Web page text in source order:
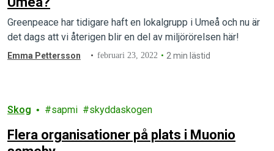
Greenpeace har tidigare haft en lokalgrupp i Umeå och nu är
det dags att vi återigen blir en del av miljörörelsen här!
Emma Pettersson februari 23, 2022 2 min lästid
Skog sapmi skyddaskogen
Flera organisationer på plats i Muonio